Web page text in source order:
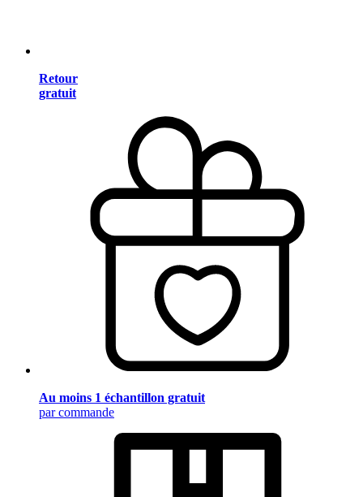
Retour
gratuit
Au moins 1 échantillon gratuit
par commande